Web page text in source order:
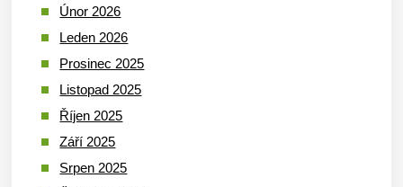
Únor 2026
Leden 2026
Prosinec 2025
Listopad 2025
Říjen 2025
Září 2025
Srpen 2025